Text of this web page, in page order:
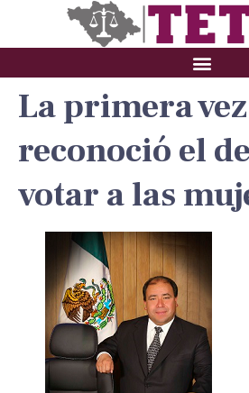
La primera
reconoció el
votar a las